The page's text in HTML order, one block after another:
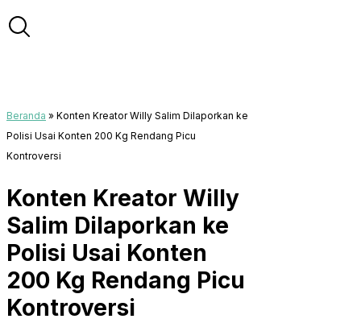
Beranda » Konten Kreator Willy Salim Dilaporkan ke
Polisi Usai Konten 200 Kg Rendang Picu
Kontroversi
Konten Kreator Willy
Salim Dilaporkan ke
Polisi Usai Konten
200 Kg Rendang Picu
Kontroversi